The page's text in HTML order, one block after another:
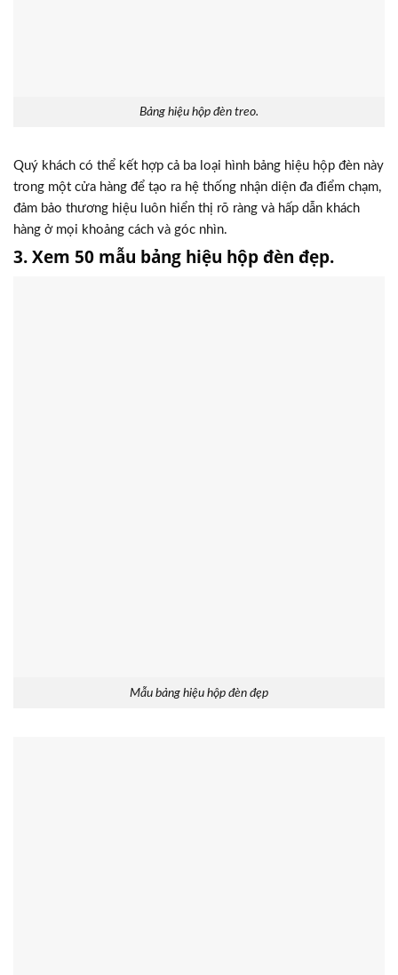
Bảng hiệu hộp đèn treo.
Quý khách có thể kết hợp cả ba loại hình bảng hiệu hộp đèn này
trong một cửa hàng để tạo ra hệ thống nhận diện đa điểm chạm,
đảm bảo thương hiệu luôn hiển thị rõ ràng và hấp dẫn khách
hàng ở mọi khoảng cách và góc nhìn.
3. Xem 50 mẫu bảng hiệu hộp đèn đẹp.
Mẫu bảng hiệu hộp đèn đẹp